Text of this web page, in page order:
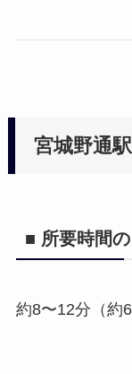
宮城野通
■ 所要時間
約8〜12分（約